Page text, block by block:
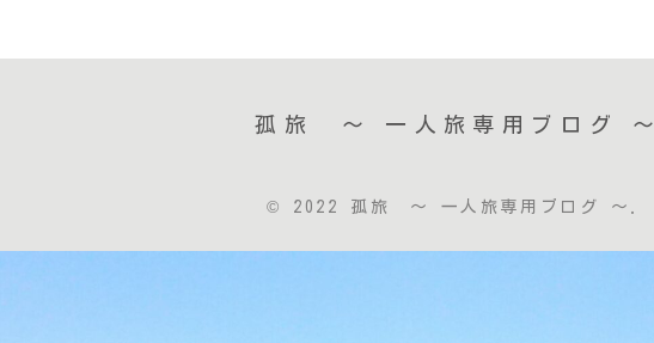
孤旅 〜 一人旅専用ブログ ～
© 2022 孤旅 〜 一人旅専用ブログ ～.